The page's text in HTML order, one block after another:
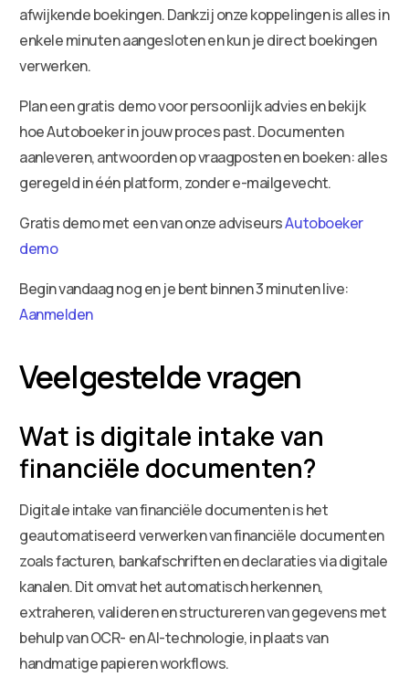
afwijkende boekingen. Dankzij onze koppelingen is alles in
enkele minuten aangesloten en kun je direct boekingen
verwerken.
Plan een gratis demo voor persoonlijk advies en bekijk
hoe Autoboeker in jouw proces past. Documenten
aanleveren, antwoorden op vraagposten en boeken: alles
geregeld in één platform, zonder e-mailgevecht.
Gratis demo met een van onze adviseursAutoboeker
demo
Begin vandaag nog en je bent binnen 3 minuten live:
Aanmelden
Veelgestelde vragen
Wat is digitale intake van
financiële documenten?
Digitale intake van financiële documenten is het
geautomatiseerd verwerken van financiële documenten
zoals facturen, bankafschriften en declaraties via digitale
kanalen. Dit omvat het automatisch herkennen,
extraheren, valideren en structureren van gegevens met
behulp van OCR- en AI-technologie, in plaats van
handmatige papieren workflows.